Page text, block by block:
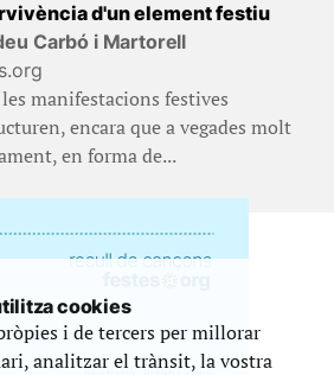
d'un element festiu
Carbó i Martorell
manifestacions festives
encara que a vegades molt
en forma de...
cookies
i de tercers per millorar
analitzar el trànsit, la vostra